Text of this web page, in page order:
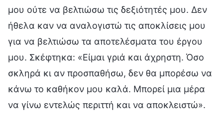
μου ούτε να βελτιώσω τις δεξιότητές μου. Δεν
ήθελα καν να αναλογιστώ τις αποκλίσεις μου
για να βελτιώσω τα αποτελέσματα του έργου
μου. Σκέφτηκα: «Είμαι γριά και άχρηστη. Όσο
σκληρά κι αν προσπαθήσω, δεν θα μπορέσω να
κάνω το καθήκον μου καλά. Μπορεί μια μέρα
να γίνω εντελώς περιττή και να αποκλειστώ».